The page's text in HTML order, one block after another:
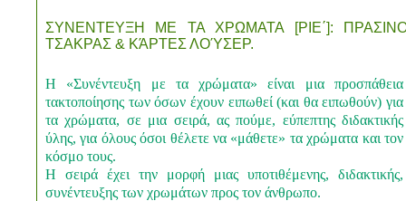
ΣΥΝΕΝΤΕΥΞΗ ΜΕ ΤΑ ΧΡΩΜΑΤΑ [ΡΙΕ΄]:
ΤΣΑΚΡΑΣ & ΚΆΡΤΕΣ ΛΟΎΣΕΡ.
Η «Συνέντευξη με τα χρώματα» είναι μια προσπάθεια
τακτοποίησης των όσων έχουν ειπωθεί (και θα ειπωθούν) για
τα χρώματα, σε μια σειρά, ας πούμε, εύπεπτης διδακτικής
ύλης, για όλους όσοι θέλετε να «μάθετε» τα χρώματα και τον
κόσμο τους.
Η σειρά έχει την μορφή μιας υποτιθέμενης, διδακτικής,
συνέντευξης των χρωμάτων προς τον άνθρωπο.